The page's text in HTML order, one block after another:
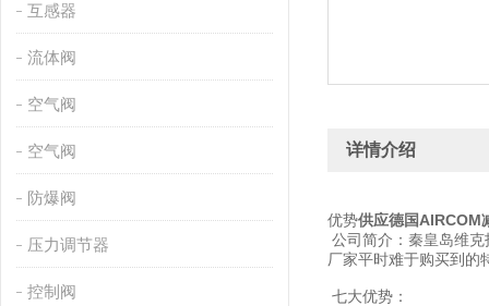
互感器
流体阀
空气阀
空气阀
防爆阀
压力调节器
控制阀
详情介绍
优势供应德国AIRCOM
公司简介：秦皇岛维
厂家平时难于购买到的
七大优势：